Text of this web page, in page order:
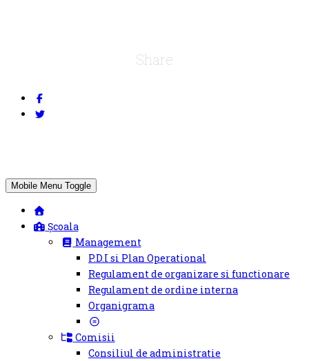
Share
Mobile Menu Toggle
Școala
Management
P.D.I si Plan Operational
Regulament de organizare si functionare
Regulament de ordine interna
Organigrama
Comisii
Consiliul de administratie